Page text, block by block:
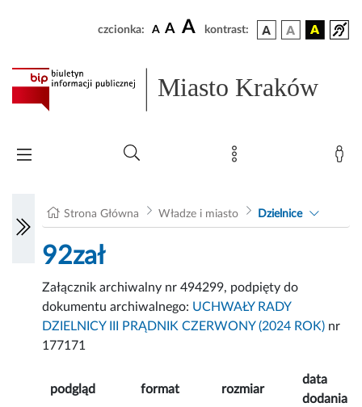
czcionka: A A A kontrast:
Miasto Kraków
Strona Główna Władze i miasto Dzielnice
92zał
Załącznik archiwalny nr 494299, podpięty do
dokumentu archiwalnego: UCHWAŁY RADY
DZIELNICY III PRĄDNIK CZERWONY (2024 ROK) nr
177171
podgląd format rozmiar
data
dodania